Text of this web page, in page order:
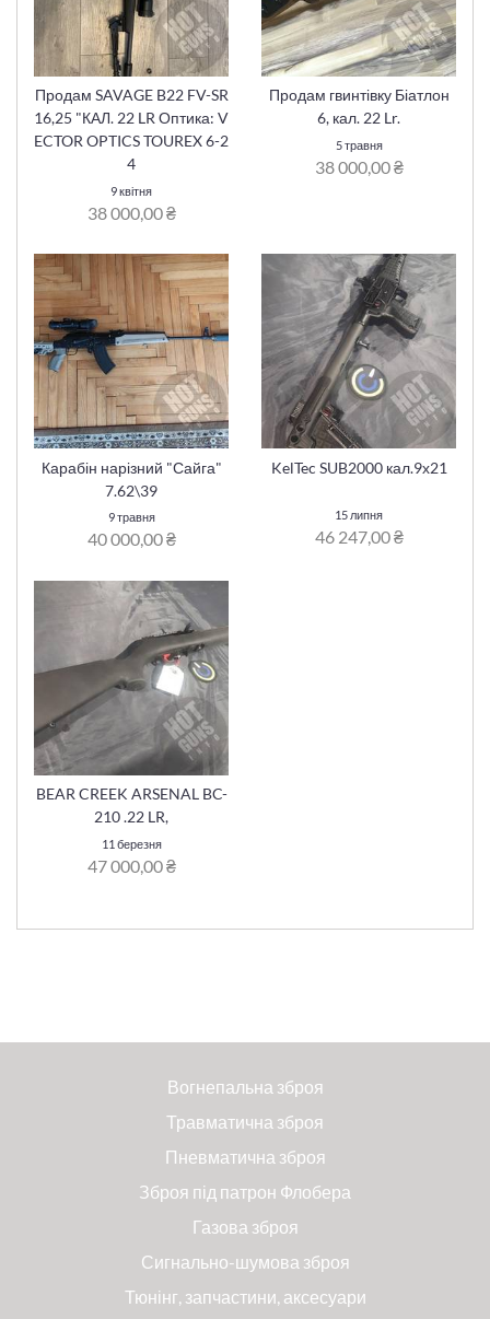
Продам SAVAGE B22 FV-SR
16,25 "КАЛ. 22 LR Оптика: V
ECTOR OPTICS TOUREX 6-2
4
9 квітня
38 000,00 ₴
Продам гвинтівку Біатлон
6, кал. 22 Lr.
5 травня
38 000,00 ₴
Карабін нарізний "Сайга"
7.62\39
9 травня
40 000,00 ₴
KelTec SUB2000 кал.9х21
15 липня
46 247,00 ₴
BEAR CREEK ARSENAL BC-
210 .22 LR,
11 березня
47 000,00 ₴
Вогнепальна зброя
Травматична зброя
Пневматична зброя
Зброя під патрон Флобера
Газова зброя
Сигнально-шумова зброя
Тюнінг, запчастини, аксесуари